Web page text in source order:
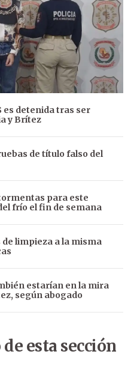
es detenida tras ser
y Brítez
de título falso del
para este
frío el fin de semana
limpieza a la misma
estarían en la mira
según abogado
esta sección